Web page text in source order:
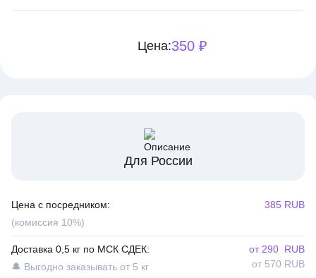
Цена:350 ₽
Для России
Цена с посредником:
(комиссия 10%)
385 RUB
Доставка 0,5 кг по МСК СДЕК:
🔔 Выгодно заказывать от 5 кг
от 290 RUB
от 570 RUB